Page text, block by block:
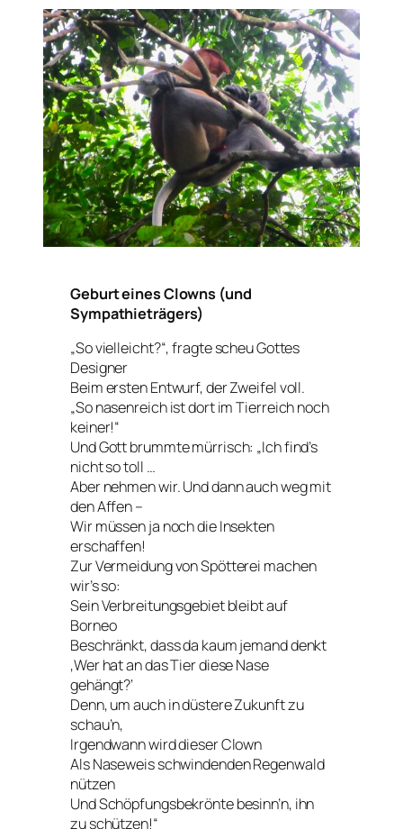
Geburt eines Clowns (und
Sympathieträgers)
„So vielleicht?“, fragte scheu Gottes
Designer
Beim ersten Entwurf, der Zweifel voll.
„So nasenreich ist dort im Tierreich noch
keiner!“
Und Gott brummte mürrisch: „Ich find’s
nicht so toll …
Aber nehmen wir. Und dann auch weg mit
den Affen –
Wir müssen ja noch die Insekten
erschaffen!
Zur Vermeidung von Spötterei machen
wir’s so:
Sein Verbreitungsgebiet bleibt auf
Borneo
Beschränkt, dass da kaum jemand denkt
‚Wer hat an das Tier diese Nase
gehängt?‘
Denn, um auch in düstere Zukunft zu
schau’n,
Irgendwann wird dieser Clown
Als Naseweis schwindenden Regenwald
nützen
Und Schöpfungsbekrönte besinn’n, ihn
zu schützen!“